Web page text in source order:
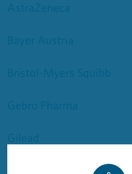
AstraZeneca
Bayer Austria
Bristol-Myers Squibb
Gebro Pharma
Gilead